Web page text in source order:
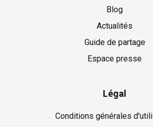
Blog
Actualités
Guide de partage
Espace presse
Légal
Conditions générales